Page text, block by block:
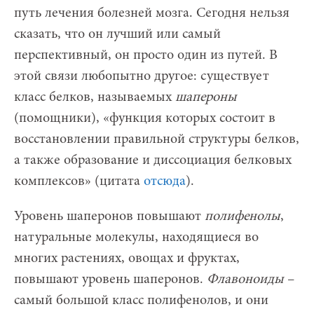
путь лечения болезней мозга. Сегодня нельзя
сказать, что он лучший или самый
перспективный, он просто один из путей. В
этой связи любопытно другое: существует
класс белков, называемых шапероны
(помощники), «функция которых состоит в
восстановлении правильной структуры белков,
а также образование и диссоциация белковых
комплексов» (цитата отсюда).
Уровень шаперонов повышают полифенолы,
натуральные молекулы, находящиеся во
многих растениях, овощах и фруктах,
повышают уровень шаперонов. Флавоноиды–
самый большой класс полифенолов, и они